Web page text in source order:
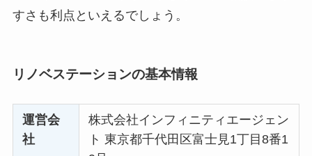
すさも利点といえるでしょう。
リノベステーションの基本情報
運営会
社
株式会社インフィニティエージェン
ト 東京都千代田区富士見1丁目8番1